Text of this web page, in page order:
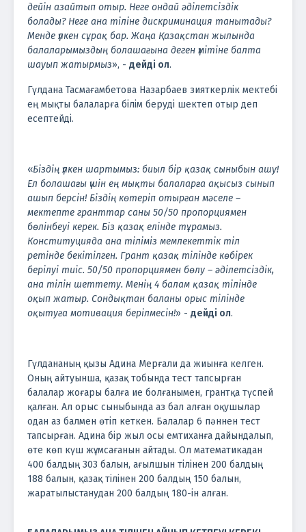
дейін азайтып отыр. Неге ондай әділетсіздік
болады? Неге ана тіліне дискриминация танытады?
Менде үлкен сұрақ бар. Жаңа Қазақстан жылында
балаларымыздың болашағына деген үмітіне балта
шауып жатырмыз», - дейді ол.
Гүлдана Тасмағамбетова Назарбаев зияткерлік мектебі
ең мықты балаларға білім беруді шектеп отыр деп
есептейді.
«Біздің үлкен шартымыз: биыл бір қазақ сыныбын ашу!
Ел болашағы үшін ең мықты балаларға ақысыз сынып
ашып берсін! Біздің көтеріп отырған мәселе –
мектепте гранттар саны 50/50 пропорциямен
бөлінбеуі керек. Біз қазақ елінде тұрамыз.
Конституцияда ана тіліміз мемлекеттік тіл
ретінде бекітілген. Грант қазақ тілінде көбірек
берілуі тиіс. 50/50 пропорциямен бөлу – әділетсіздік,
ана тілін шеттету. Менің 4 балам қазақ тілінде
оқып жатыр. Сондықтан баланы орыс тілінде
оқытуға мотивация берілмесін!» - дейді ол.
Гүлдананың қызы Адина Мерғали да жиынға келген.
Оның айтуынша, қазақ тобында тест тапсырған
балалар жоғары балға ие болғанымен, грантқа түспей
қалған. Ал орыс сыныбында аз бал алған оқушылар
одан аз балмен өтіп кеткен. Балалар 6 пәннен тест
тапсырған. Адина бір жыл осы емтиханға дайындалып,
өте көп күш жұмсағанын айтады. Ол математикадан
400 балдың 303 балын, ағылшын тілінен 200 балдың
188 балын, қазақ тілінен 200 балдың 150 балын,
жаратылыстанудан 200 балдың 180-ін алған.